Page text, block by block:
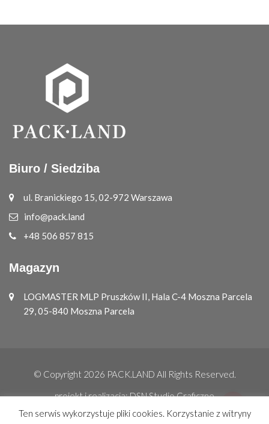
Biuro / Siedziba
ul. Branickiego 15, 02-972 Warszawa
info@pack.land
+48 506 857 815
Magazyn
LOGMASTER MLP Pruszków II, Hala C-4 Moszna Parcela
29, 05-840 Moszna Parcela
© Copyright 2026 PACK.LAND All Rights Reserved.
projekt i realizacja:DSN Studio Graficzne
Ten serwis wykorzystuje pliki cookies. Korzystanie z witryny